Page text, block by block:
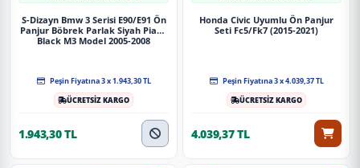
S-Dizayn Bmw 3 Serisi E90/E91 Ön
Panjur Böbrek Parlak Siyah Piano
Black M3 Model 2005-2008
Peşin Fiyatına 3 x 1.943,30 TL
ÜCRETSİZ KARGO
1.943,30 TL
Honda Civic Uyumlu Ön Panjur
Seti Fc5/Fk7 (2015-2021)
Peşin Fiyatına 3 x 4.039,37 TL
ÜCRETSİZ KARGO
4.039,37 TL